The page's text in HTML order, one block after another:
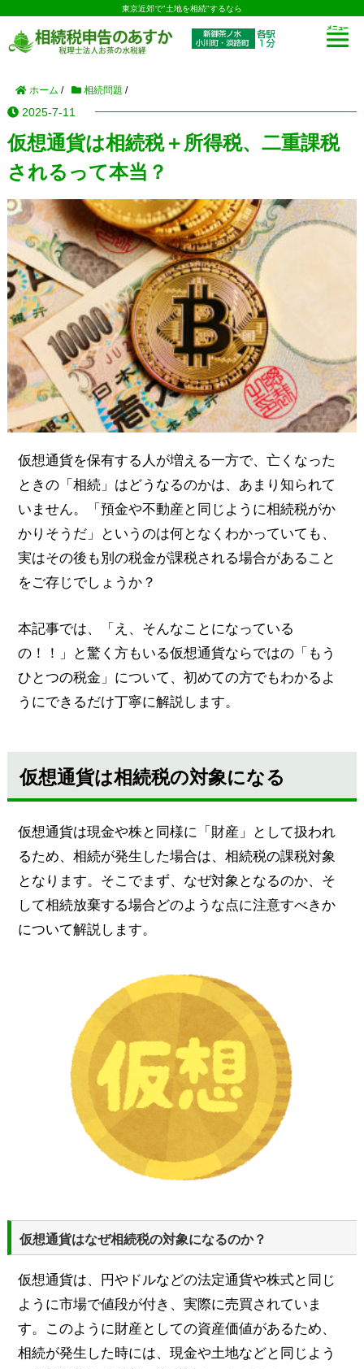
東京近郊で"土地を相続"するなら
ホーム / 相続問題 /
2025-7-11
仮想通貨は相続税＋所得税、二重課税
されるって本当？
仮想通貨を保有する人が増える一方で、亡くなった
ときの「相続」はどうなるのかは、あまり知られて
いません。「預金や不動産と同じように相続税がか
かりそうだ」というのは何となくわかっていても、
実はその後も別の税金が課税される場合があること
をご存じでしょうか？
本記事では、「え、そんなことになっている
の！！」と驚く方もいる仮想通貨ならではの「もう
ひとつの税金」について、初めての方でもわかるよ
うにできるだけ丁寧に解説します。
仮想通貨は相続税の対象になる
仮想通貨は現金や株と同様に「財産」として扱われ
るため、相続が発生した場合は、相続税の課税対象
となります。そこでまず、なぜ対象となるのか、そ
して相続放棄する場合どのような点に注意すべきか
について解説します。
仮想通貨はなぜ相続税の対象になるのか？
仮想通貨は、円やドルなどの法定通貨や株式と同じ
ように市場で値段が付き、実際に売買されていま
す。このように財産としての資産価値があるため、
相続が発生した時には、現金や土地などと同じよう